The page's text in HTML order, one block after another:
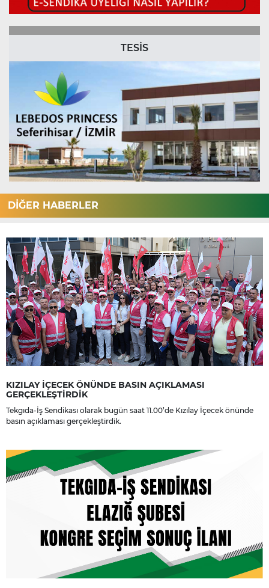
TESİS
DİĞER HABERLER
KIZILAY İÇECEK ÖNÜNDE BASIN AÇIKLAMASI
GERÇEKLEŞTİRDİK
Tekgıda-İş Sendikası olarak bugün saat 11.00’de Kızılay İçecek önünde
basın açıklaması gerçekleştirdik.